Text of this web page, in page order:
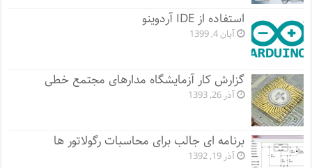
استفاده از IDE آردوینو
آبان 4, 1399
گزارش کار آزمایشگاه مدارهای مجتمع خطی
آذر 26, 1393
برنامه ای جالب برای محاسبات رگولاتور ها
آذر 19, 1392